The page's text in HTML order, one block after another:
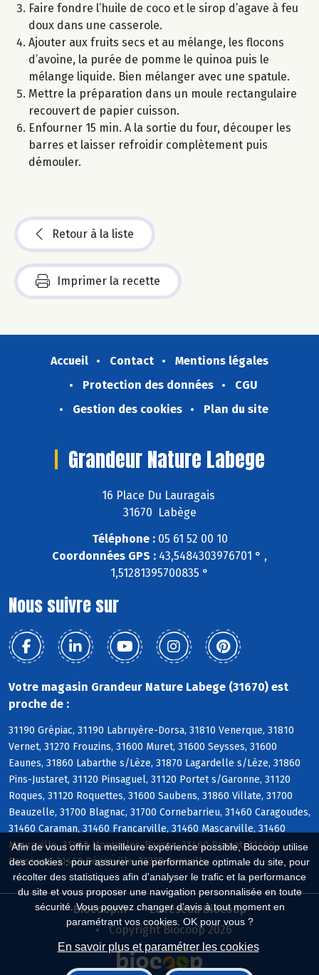
Afin de vous offrir la meilleure expérience possible, Biocoop utilise
des cookies : pour assurer une performance optimale du site, pour
récolter des statistiques afin d'analyser le trafic et la performance
du site et vous proposer une navigation personnalisée en toute
sécurité. Vous pouvez changer d'avis à tout moment en
paramétrant vos cookies. OK pour vous ?
En savoir plus et paramétrer les cookies
Faire fondre l’huile de coco et le sirop d’agave à feu
doux dans une casserole.
Ajouter aux fruits secs et au mélange, les flocons
d’avoine, la purée de pomme le quinoa puis le
mélange liquide. Bien mélanger avec une spatule.
Mettre la préparation dans un moule rectangulaire
recouvert de papier cuisson.
Enfourner 15 min. A la sortie du four, découper les
barres et laisser refroidir complètement puis
démouler.
Retour à la liste
Imprimer la recette
Accueil Contact
Mentions légales
Protection des données
CGU
Gestion des cookies
Plan du site
Grandeur Nature Labege
16 Place Du Lauragais
31670 Labège
Téléphone :05 61 52 00 10
Coordonnées GPS : 43,5484303976701 ° ,
1,51281395700835 °
Nous suivre sur
Votre magasin Grandeur Nature Labege (31670) est
proche de :
31190 Grépiac, 31190 Labruyère-Dorsa, 31810 Venerque, 31810
Vernet, 31270 Frouzins, 31600 Muret, 31600 Seysses, 31600
Eaunes, 31860 Labarthe s/Lèze, 31870 Lagardelle s/Lèze, 31860
Pins-Justaret, 31120 Pinsaguel, 31120 Portet s/Garonne, 31120
Roques, 31120 Roquettes, 31600 Saubens, 31860 Villate, 31700
Beauzelle, 31700 Blagnac, 31700 Cornebarrieu, 31460 Caragoudes,
31460 Caraman, 31460 Francarville, 31460 Mascarville, 31460
Maureville, 31460 Mourvilles-Basses, 31460 Prunet, 31460
Saussens, 31460 Ségreville, 31320 Aureville
Biocoop.fr
Le réseau Biocoop
Copyright Biocoop 2026